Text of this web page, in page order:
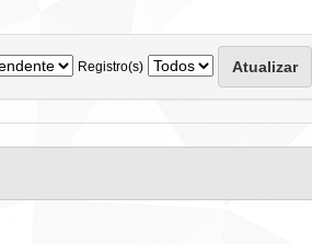
Registro(s)